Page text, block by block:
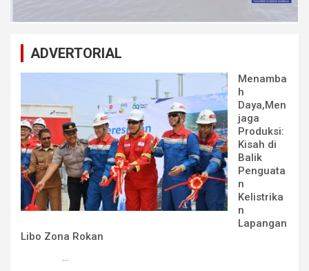
ADVERTORIAL
Menamba
h
Daya,Men
jaga
Produksi:
Kisah di
Balik
Penguata
n
Kelistrika
n
Lapangan
Libo Zona Rokan
...